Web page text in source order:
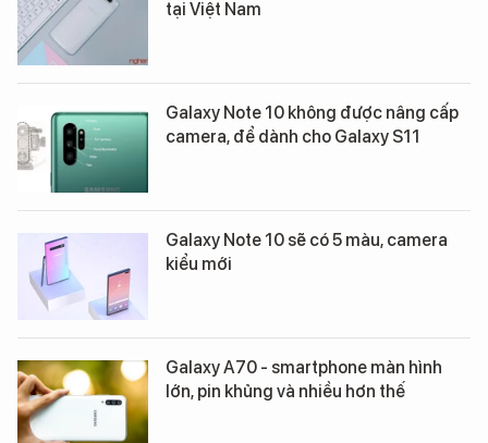
tại Việt Nam
Galaxy Note 10 không được nâng cấp
camera, để dành cho Galaxy S11
Galaxy Note 10 sẽ có 5 màu, camera
kiểu mới
Galaxy A70 - smartphone màn hình
lớn, pin khủng và nhiều hơn thế